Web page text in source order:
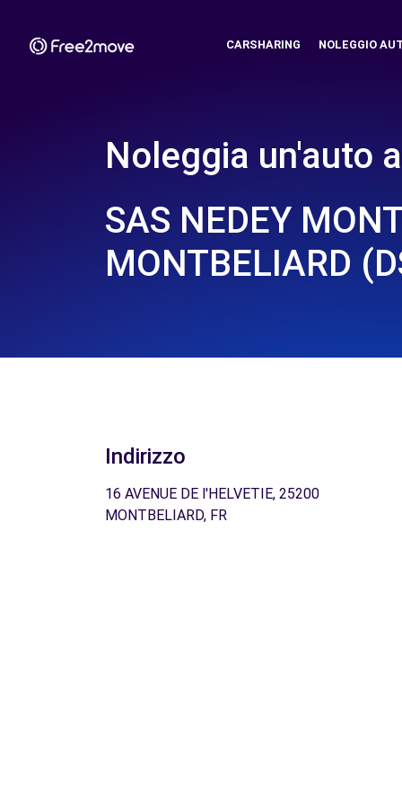
CARSHARING NOLEGGIO
Noleggia un'auto a
SAS NEDEY
MONTBELIARD
Indirizzo
16 AVENUE DE l'HELVETIE, 25200
MONTBELIARD, FR